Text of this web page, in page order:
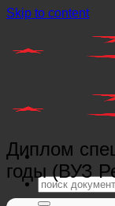
Skip to content
Диплом
годы (ВУЗ